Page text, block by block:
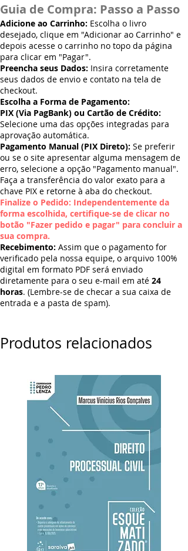
Guia de Compra: Passo a Passo
Adicione ao Carrinho: Escolha o livro
desejado, clique em "Adicionar ao Carrinho" e
depois acesse o carrinho no topo da página
para clicar em "Pagar".
Preencha seus Dados: Insira corretamente
seus dados de envio e contato na tela de
checkout.
Escolha a Forma de Pagamento:
PIX (Via PagBank) ou Cartão de Crédito:
Selecione uma das opções integradas para
aprovação automática.
Pagamento Manual (PIX Direto): Se preferir
ou se o site apresentar alguma mensagem de
erro, selecione a opção "Pagamento manual".
Faça a transferência do valor exato para a
chave PIX e retorne à aba do checkout.
Finalize o Pedido: Independentemente da
forma escolhida, certifique-se de clicar no
botão "Fazer pedido e pagar" para concluir a
sua compra.
Recebimento: Assim que o pagamento for
verificado pela nossa equipe, o arquivo 100%
digital em formato PDF será enviado
diretamente para o seu e-mail em até 24
horas. (Lembre-se de checar a sua caixa de
entrada e a pasta de spam).
Produtos relacionados